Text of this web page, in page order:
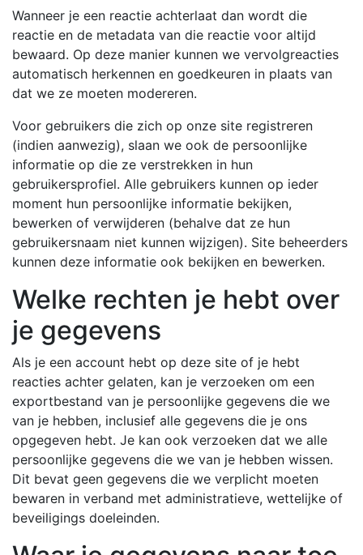
Wanneer je een reactie achterlaat dan wordt die
reactie en de metadata van die reactie voor altijd
bewaard. Op deze manier kunnen we vervolgreacties
automatisch herkennen en goedkeuren in plaats van
dat we ze moeten modereren.
Voor gebruikers die zich op onze site registreren
(indien aanwezig), slaan we ook de persoonlijke
informatie op die ze verstrekken in hun
gebruikersprofiel. Alle gebruikers kunnen op ieder
moment hun persoonlijke informatie bekijken,
bewerken of verwijderen (behalve dat ze hun
gebruikersnaam niet kunnen wijzigen). Site beheerders
kunnen deze informatie ook bekijken en bewerken.
Welke rechten je hebt over
je gegevens
Als je een account hebt op deze site of je hebt
reacties achter gelaten, kan je verzoeken om een
exportbestand van je persoonlijke gegevens die we
van je hebben, inclusief alle gegevens die je ons
opgegeven hebt. Je kan ook verzoeken dat we alle
persoonlijke gegevens die we van je hebben wissen.
Dit bevat geen gegevens die we verplicht moeten
bewaren in verband met administratieve, wettelijke of
beveiligings doeleinden.